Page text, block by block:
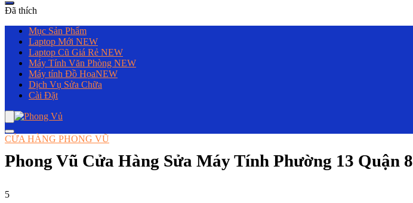
Đã thích
Mục Sản Phẩm
Laptop Mới NEW
Laptop Cũ Giá Rẻ NEW
Máy Tính Văn Phòng NEW
Máy tính Đồ HọaNEW
Dịch Vụ Sửa Chữa
Cài Đặt
CỬA HÀNG PHONG VŨ
Phong Vũ Cửa Hàng Sửa Máy Tính Phường 13 Quận 8
5